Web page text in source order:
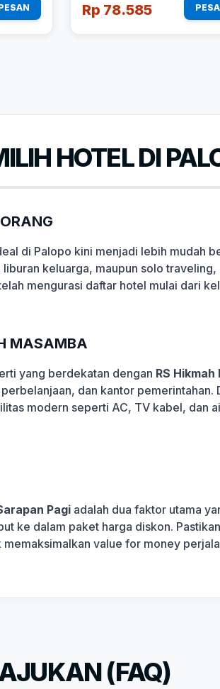
Rp 78.585
HOTEL DI
di Palopo kini menjadi lebih mudah
keluarga, maupun solo
mengurasi daftar hotel mulai dari
MASAMBA
yang berdekatan dengan RS
dan kantor pemerintahan.
modern seperti AC, TV kabel, dan
Pagi adalah dua faktor utama
ke dalam paket harga diskon.
value for money
(FAQ)